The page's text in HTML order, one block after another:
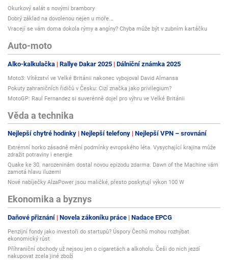
Okurkový salát s novými brambory
Dobrý základ na dovolenou nejen u moře...
Vracejí se vám doma dokola rýmy a angíny? Chyba může být v zubním kartáčku
Auto-moto
Alko-kalkulačka Rallye Dakar 2025 Dálniční známka 2025
Moto3: Vítězství ve Velké Británii nakonec vybojoval David Almansa
Pokuty zahraničních řidičů v Česku: Cizí značka jako privilegium?
MotoGP: Raul Fernandez si suverénně dojel pro výhru ve Velké Británii
Věda a technika
Nejlepší chytré hodinky Nejlepší telefony Nejlepší VPN – srovnání
Extrémní horko zásadně mění podmínky evropského léta. Vysychající krajina může
zdražit potraviny i energie
Quake ke 30. narozeninám dostal novou epizodu zdarma. Dawn of the Machine vám
zamotá hlavu iluzemi
Nové nabíječky AlzaPower jsou maličké, přesto poskytují výkon 100 W
Ekonomika a byznys
Daňové přiznání Novela zákoníku práce Nadace EPCG
Penzijní fondy jako investoři do startupů? Úspory Čechů mohou rozhýbat
ekonomický růst
Příhraniční obchody už nejsou jen o cigaretách a alkoholu. Češi do nich jezdí
nakupovat zcela jiné zboží